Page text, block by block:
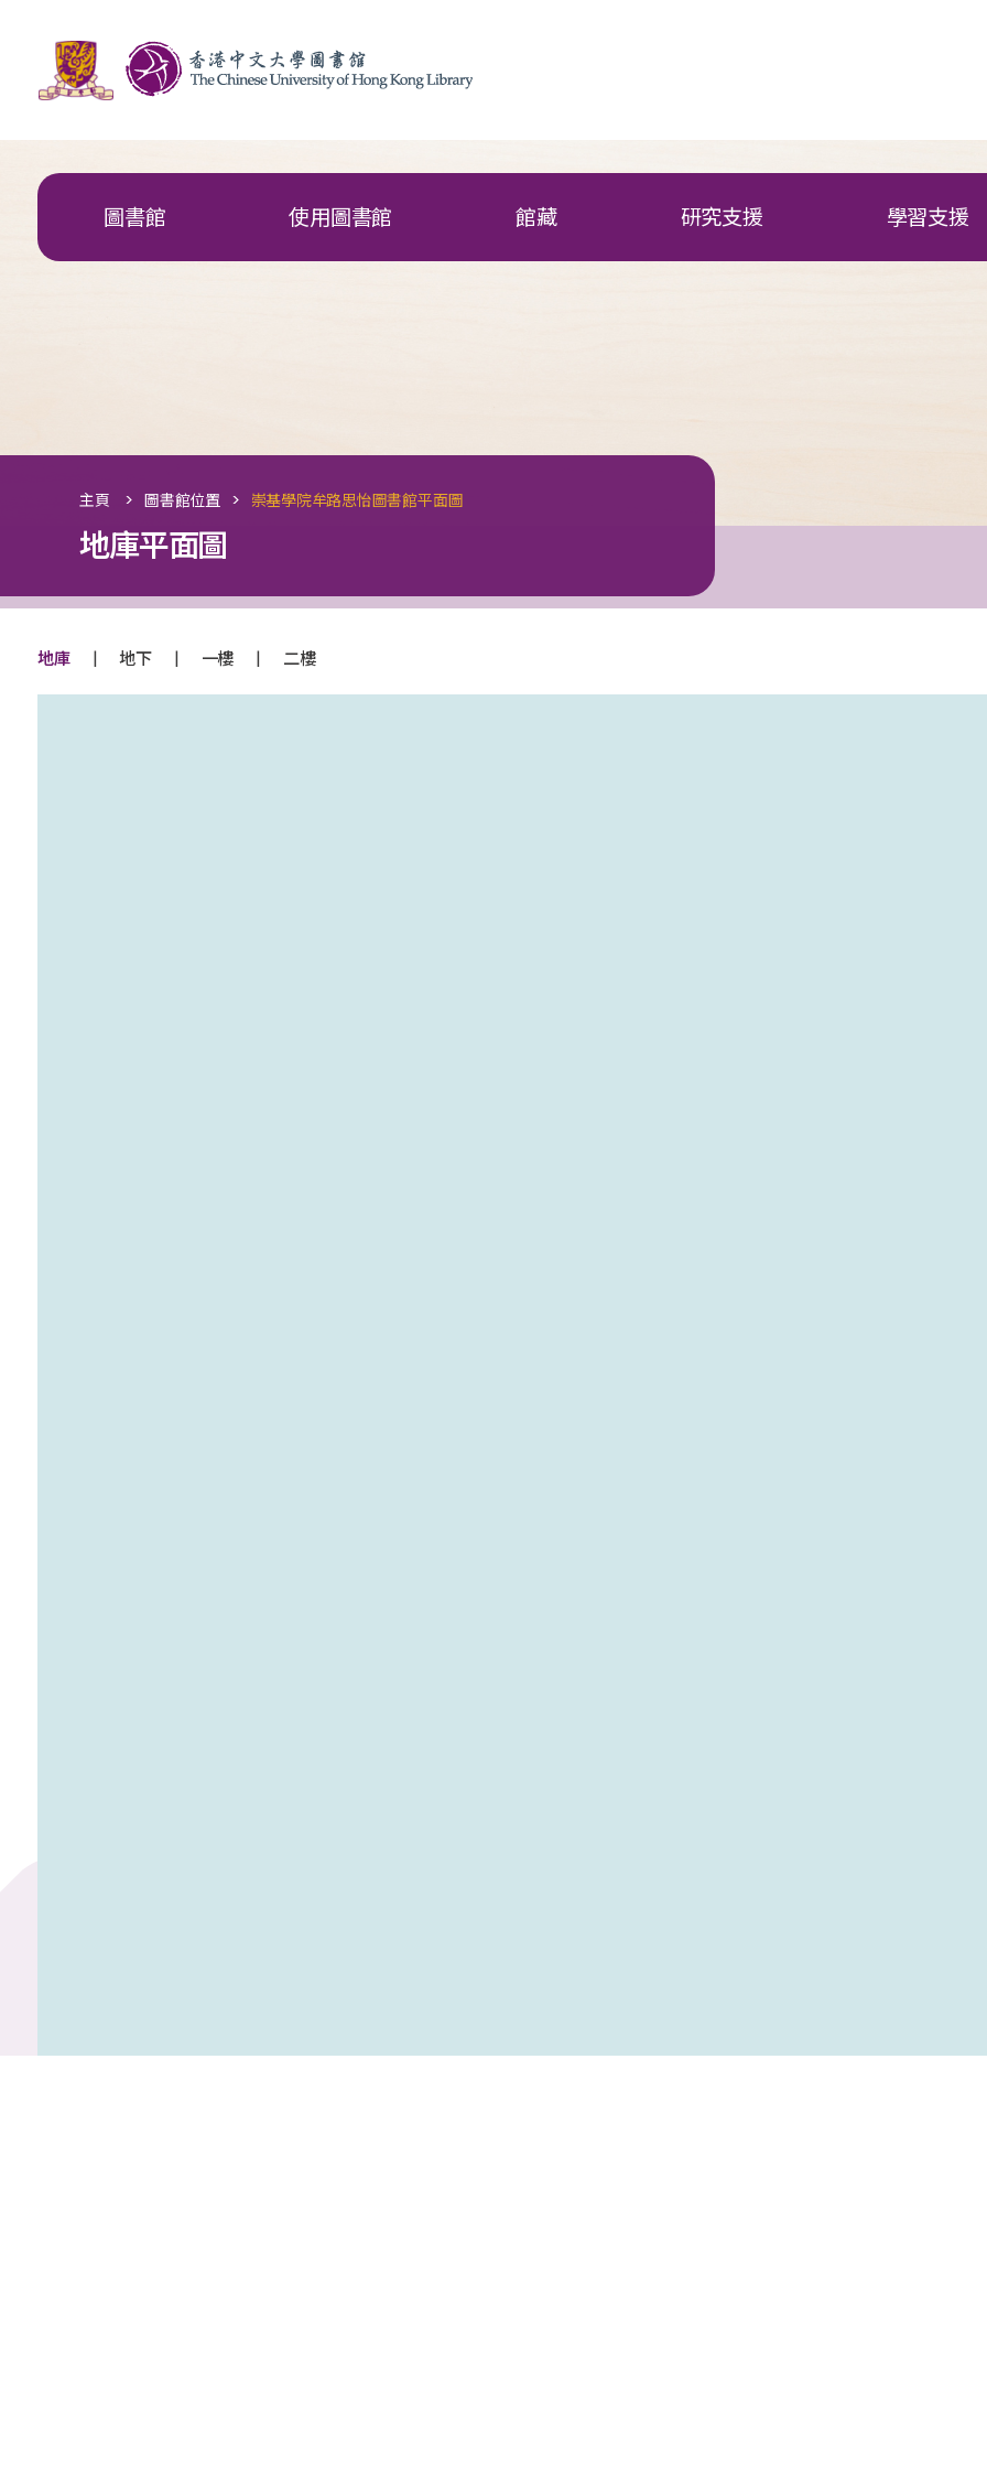
圖書館 使用圖書館 館藏 研究支援 學習支援
主頁 > 圖書館位置 > 崇基學院牟路思怡圖書館平面圖
地庫平面圖
地庫 | 地下 | 一樓 | 二樓